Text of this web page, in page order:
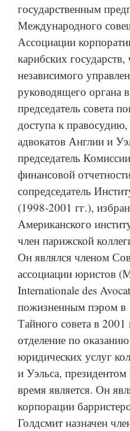
государственным
Международного
Ассоциации
карибских
независимого
руководящего органа
председатель совета
доступа к правосудию,
адвокатов Англии и
председатель
финансовой
сопредседатель
(1998-2001 гг.),
Американского
член парижской
Он являлся членом
ассоциации юристов
Internationale des
пожизненным пэром в
Тайного совета в
отделение по
юридических услуг
и Уэльса,
время является. Он
корпорации
Голдсмит назначен